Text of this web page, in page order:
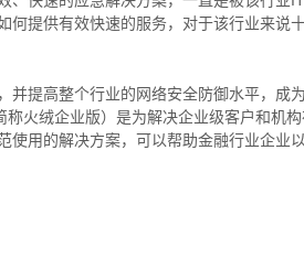
提供有效快速的服务，对于该行业来说十
并提高整个行业的网络安全防御水平，成
称火绒企业版）是为解决企业级客户和机
使用的解决方案，可以帮助金融行业企业